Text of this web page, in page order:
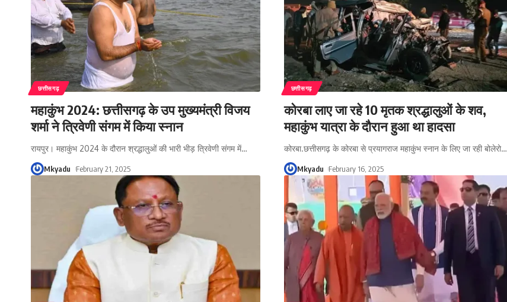
छत्तीसगढ़
महाकुंभ 2024: छत्तीसगढ़ के उप मुख्यमंत्री विजय
शर्मा ने त्रिवेणी संगम में किया स्नान
रायपुर। महाकुंभ 2024 के दौरान श्रद्धालुओं की भारी भीड़ त्रिवेणी संगम में…
Mkyadu February 21, 2025
छत्तीसगढ़
कोरबा लाए जा रहे 10 मृतक श्रद्धालुओं के शव,
महाकुंभ यात्रा के दौरान हुआ था हादसा
कोरबा.छत्तीसगढ़ के कोरबा से प्रयागराज महाकुंभ स्नान के लिए जा रही बोलेरो…
Mkyadu February 16, 2025